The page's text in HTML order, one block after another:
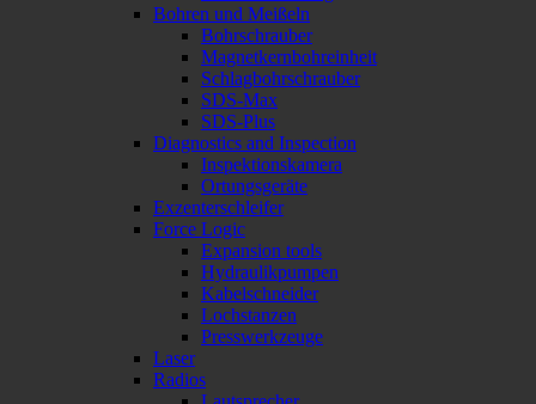
Bohren und Meißeln
Bohrschrauber
Magnetkernbohreinheit
Schlagbohrschrauber
SDS-Max
SDS-Plus
Diagnostics and Inspection
Inspektionskamera
Ortungsgeräte
Exzenterschleifer
Force Logic
Expansion tools
Hydraulikpumpen
Kabelschneider
Lochstanzen
Presswerkzeuge
Laser
Radios